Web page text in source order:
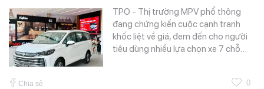
TPO - Thị trường MPV phổ thông
đang chứng kiến cuộc cạnh tranh
khốc liệt về giá, đem đến cho người
tiêu dùng nhiều lựa chọn xe 7 chỗ…
Chia sẻ 0